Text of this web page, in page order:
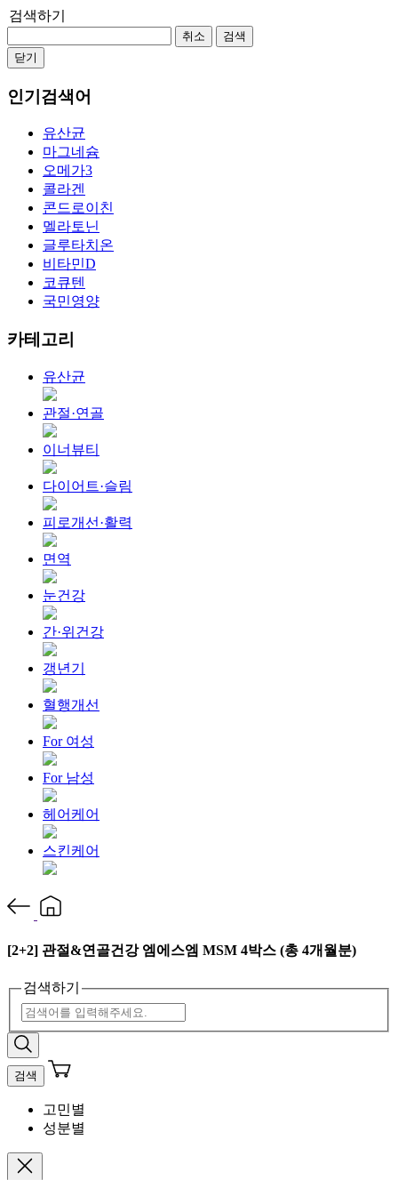
검색하기
취소
검색
닫기
인기검색어
유산균
마그네슘
오메가3
콜라겐
콘드로이친
멜라토닌
글루타치온
비타민D
코큐텐
국민영양
카테고리
유산균
관절·연골
이너뷰티
다이어트·슬림
피로개선·활력
면역
눈건강
간·위건강
갱년기
혈행개선
For 여성
For 남성
헤어케어
스킨케어
[2+2] 관절&연골건강 엠에스엠 MSM 4박스 (총 4개월분)
검색하기
검색
고민별
성분별